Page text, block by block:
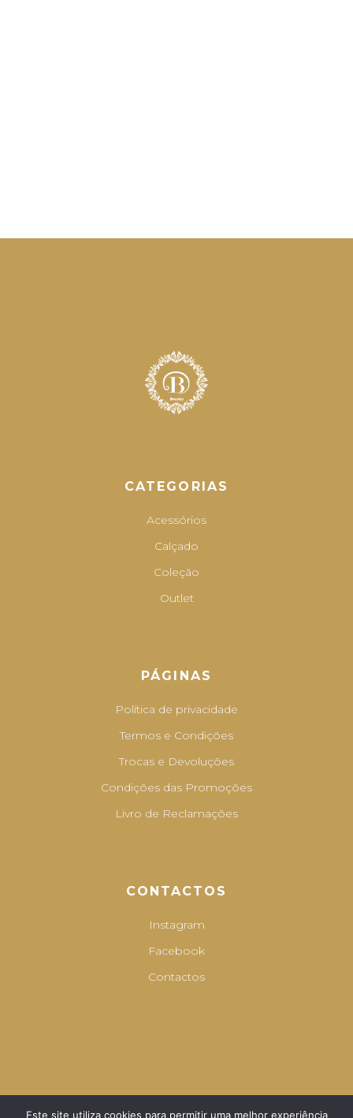
CATEGORIAS
Acessórios
Calçado
Coleção
Outlet
PÁGINAS
Política de privacidade
Termos e Condições
Trocas e Devoluções
Condições das Promoções
Livro de Reclamações
CONTACTOS
Instagram
Facebook
Contactos
Este site utiliza cookies para permitir uma melhor experiência